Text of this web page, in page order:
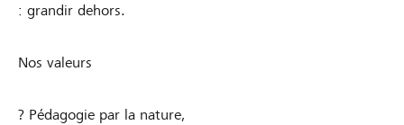
: grandir dehors.
Nos valeurs
? Pédagogie par la nature,